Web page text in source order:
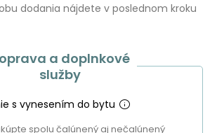
dodania nájdete v poslednom kroku
a doplnkové
služby
s vynesením do bytu
spolu čalúnený aj nečalúnený